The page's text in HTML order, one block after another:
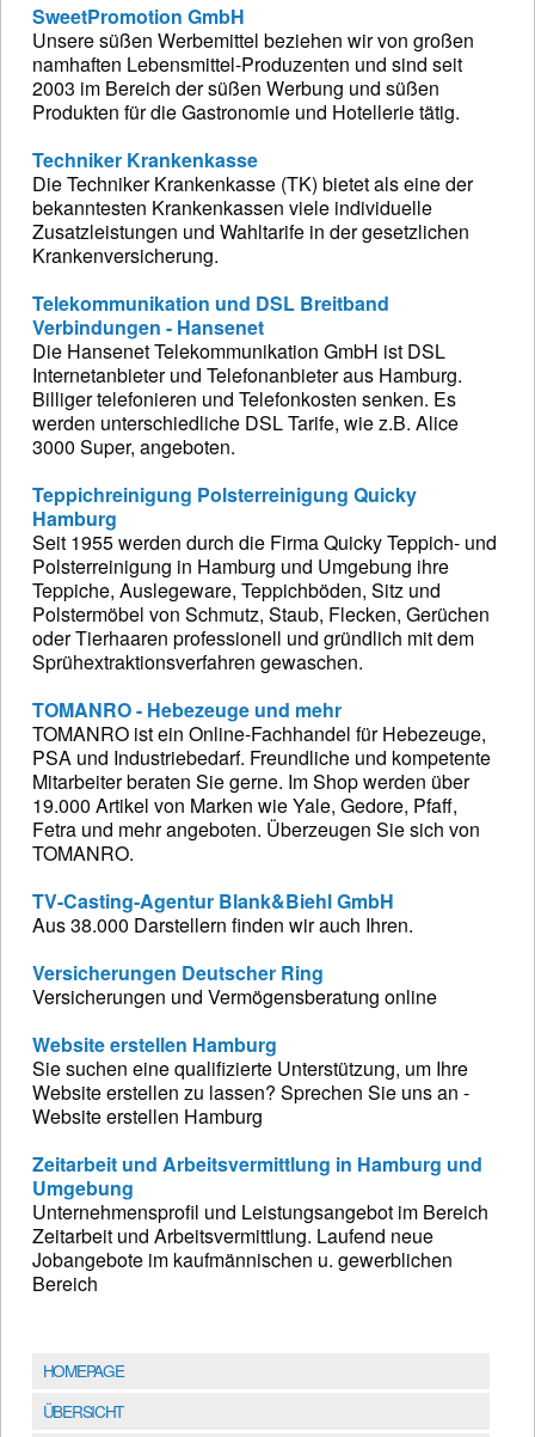
SweetPromotion GmbH
Unsere süßen Werbemittel beziehen wir von großen
namhaften Lebensmittel-Produzenten und sind seit
2003 im Bereich der süßen Werbung und süßen
Produkten für die Gastronomie und Hotellerie tätig.
Techniker Krankenkasse
Die Techniker Krankenkasse (TK) bietet als eine der
bekanntesten Krankenkassen viele individuelle
Zusatzleistungen und Wahltarife in der gesetzlichen
Krankenversicherung.
Telekommunikation und DSL Breitband
Verbindungen - Hansenet
Die Hansenet Telekommunikation GmbH ist DSL
Internetanbieter und Telefonanbieter aus Hamburg.
Billiger telefonieren und Telefonkosten senken. Es
werden unterschiedliche DSL Tarife, wie z.B. Alice
3000 Super, angeboten.
Teppichreinigung Polsterreinigung Quicky
Hamburg
Seit 1955 werden durch die Firma Quicky Teppich- und
Polsterreinigung in Hamburg und Umgebung ihre
Teppiche, Auslegeware, Teppichböden, Sitz und
Polstermöbel von Schmutz, Staub, Flecken, Gerüchen
oder Tierhaaren professionell und gründlich mit dem
Sprühextraktionsverfahren gewaschen.
TOMANRO - Hebezeuge und mehr
TOMANRO ist ein Online-Fachhandel für Hebezeuge,
PSA und Industriebedarf. Freundliche und kompetente
Mitarbeiter beraten Sie gerne. Im Shop werden über
19.000 Artikel von Marken wie Yale, Gedore, Pfaff,
Fetra und mehr angeboten. Überzeugen Sie sich von
TOMANRO.
TV-Casting-Agentur Blank&Biehl GmbH
Aus 38.000 Darstellern finden wir auch Ihren.
Versicherungen Deutscher Ring
Versicherungen und Vermögensberatung online
Website erstellen Hamburg
Sie suchen eine qualifizierte Unterstützung, um Ihre
Website erstellen zu lassen? Sprechen Sie uns an -
Website erstellen Hamburg
Zeitarbeit und Arbeitsvermittlung in Hamburg und
Umgebung
Unternehmensprofil und Leistungsangebot im Bereich
Zeitarbeit und Arbeitsvermittlung. Laufend neue
Jobangebote im kaufmännischen u. gewerblichen
Bereich
HOMEPAGE
ÜBERSICHT